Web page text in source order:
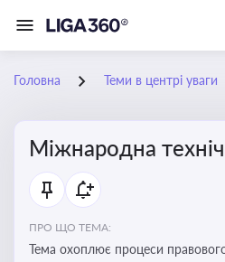
Головна Теми в центрі уваги
Міжнародна
ПРО ЩО ТЕМА:
Тема охоплює процеси